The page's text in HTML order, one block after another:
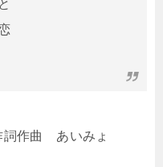
詞作曲 あいみょ